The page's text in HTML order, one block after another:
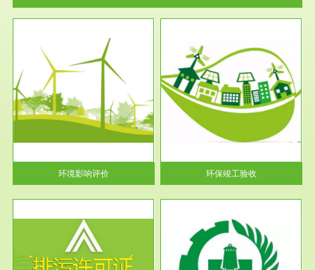
环境影响评价
服务范围
环保竣工验收
根据《建设项目环境保护管理条
例》第十七条 编制环境影响报
告书、...
环保竣工验收
服务范围